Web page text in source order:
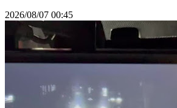
2026/08/07 00:45